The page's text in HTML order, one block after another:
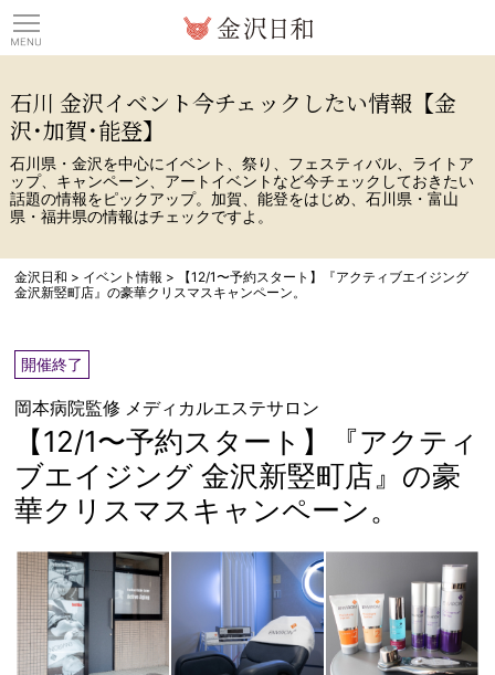
石川 金沢イベント今チェックしたい情報【金
沢･加賀･能登】
石川県・金沢を中心にイベント、祭り、フェスティバル、ライトア
ップ、キャンペーン、アートイベントなど今チェックしておきたい
話題の情報をピックアップ。加賀、能登をはじめ、石川県・富山
県・福井県の情報はチェックですよ。
金沢日和 > イベント情報 >
【12/1〜予約スタート】『アクティブエイジング
金沢新竪町店』の豪華クリスマスキャンペーン。
開催終了
岡本病院監修 メディカルエステサロン
【12/1〜予約スタート】『アクティ
ブエイジング 金沢新竪町店』の豪
華クリスマスキャンペーン。